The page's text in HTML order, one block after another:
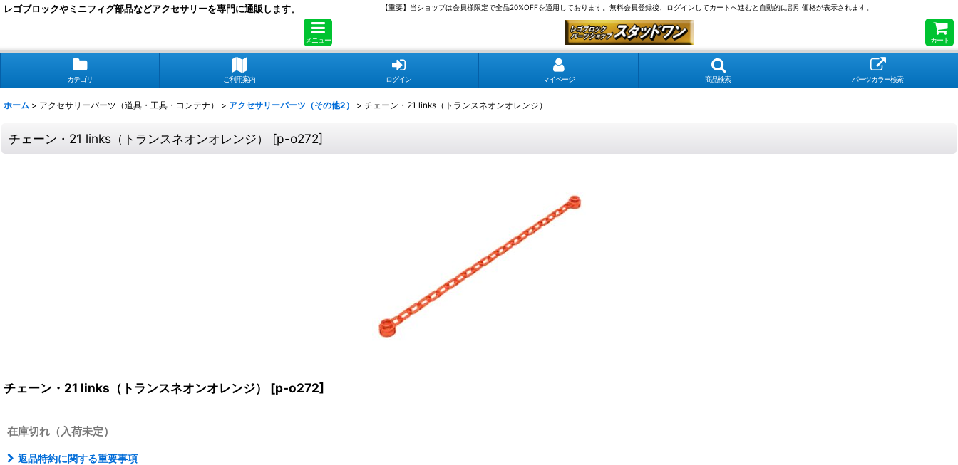
レゴブロックやミニフィグ部品などアクセサリーを専門に通販します。 【重要】当ショップは会員様限定で全品20%OFFを適用しております。無料会員登録後、ログインしてカートへ進むと自動的に割引価格が表示されます。
メニュー カート
カテゴリ ご利用案内 ログイン マイページ 商品検索 パーツカラー検索
ホーム > アクセサリーパーツ（道具・工具・コンテナ） > アクセサリーパーツ（その他2） > チェーン・21 links（トランスネオンオレンジ）
チェーン・21 links（トランスネオンオレンジ） [p-o272]
チェーン・21 links（トランスネオンオレンジ） [p-o272]
在庫切れ（入荷未定）
返品特約に関する重要事項